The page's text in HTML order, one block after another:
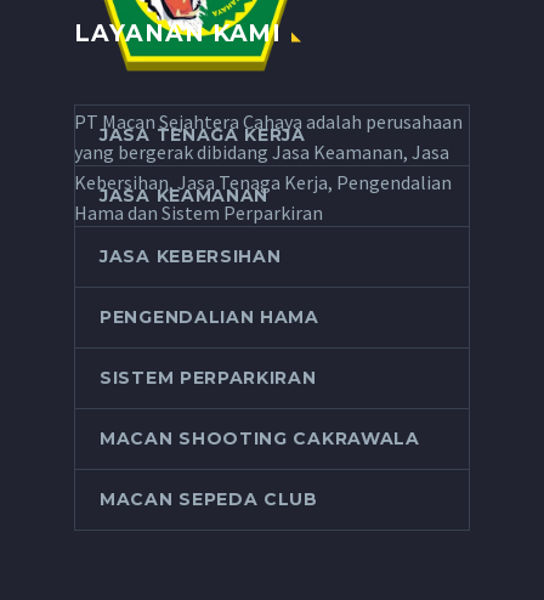
PT Macan Sejahtera Cahaya adalah perusahaan
yang bergerak dibidang Jasa Keamanan, Jasa
Kebersihan, Jasa Tenaga Kerja, Pengendalian
Hama dan Sistem Perparkiran
LAYANAN KAMI
JASA TENAGA KERJA
JASA KEAMANAN
JASA KEBERSIHAN
PENGENDALIAN HAMA
SISTEM PERPARKIRAN
MACAN SHOOTING CAKRAWALA
MACAN SEPEDA CLUB